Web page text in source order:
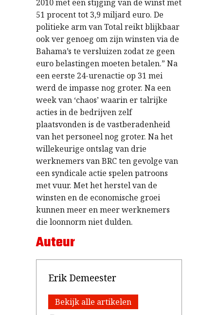
2010 met een stijging van de winst met
51 procent tot 3,9 miljard euro. De
politieke arm van Total reikt blijkbaar
ook ver genoeg om zijn winsten via de
Bahama’s te versluizen zodat ze geen
euro belastingen moeten betalen.” Na
een eerste 24-urenactie op 31 mei
werd de impasse nog groter. Na een
week van ‘chaos’ waarin er talrijke
acties in de bedrijven zelf
plaatsvonden is de vastberadenheid
van het personeel nog groter. Na het
willekeurige ontslag van drie
werknemers van BRC ten gevolge van
een syndicale actie spelen patroons
met vuur. Met het herstel van de
winsten en de economische groei
kunnen meer en meer werknemers
die loonnorm niet dulden.
Auteur
Erik Demeester
Bekijk alle artikelen